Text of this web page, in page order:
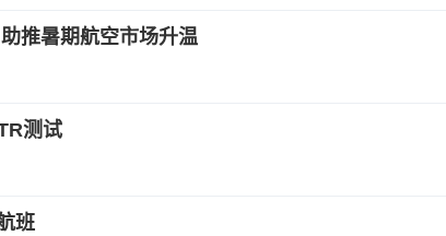
推暑期航空市场升温
测试
班